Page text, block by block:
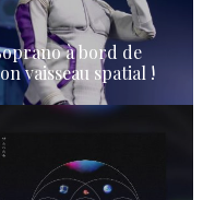
à bord de
vaisseau spatial !